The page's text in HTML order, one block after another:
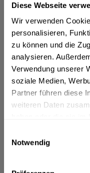
Diese Webseite
Wir verwenden
personalisieren,
zu können und die
analysieren.
Verwendung unserer
soziale Medien,
Partner führen diese
weiteren Daten
Notwendig
Vorrätig
MEHRWEG
+2,30 € Pfand
In den
Artikel-Nr.:
Verfügbar in:
mehr